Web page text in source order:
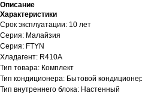
Описание
Характеристики
Срок эксплуатации: 10 лет
Серия: Малайзия
Серия: FTYN
Хладагент: R410A
Тип товара: Комплект
Тип кондиционера: Бытовой
Тип внутреннего блока: Настенный